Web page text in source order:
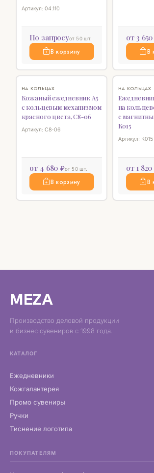
Артикул: 04.110
По запросуот 50 шт.
В корзину
от 3
В
НА КОЛЬЦАХ
Кожаный ежедневник А5
с кольцевым механизмом
красного цвета, C8-06
Артикул: C8-06
от 4 680 ₽от 50 шт.
В корзину
НА КОЛЬЦАХ
на
с
К015
Артикул: К015
от 1
В
MEZA
Производство деловой продукции
и бизнес сувениров с 1998 года.
КАТАЛОГ
Ежедневники
Кожгалантерея
Промо сувениры
Ручки
Тиснение логотипа
ПОКУПАТЕЛЯМ